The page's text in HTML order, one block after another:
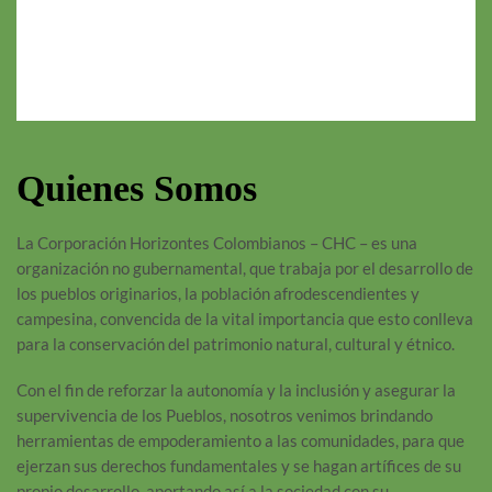
Quienes Somos
La Corporación Horizontes Colombianos – CHC – es una
organización no gubernamental, que trabaja por el desarrollo de
los pueblos originarios, la población afrodescendientes y
campesina, convencida de la vital importancia que esto conlleva
para la conservación del patrimonio natural, cultural y étnico.
Con el fin de reforzar la autonomía y la inclusión y asegurar la
supervivencia de los Pueblos, nosotros venimos brindando
herramientas de empoderamiento a las comunidades, para que
ejerzan sus derechos fundamentales y se hagan artífices de su